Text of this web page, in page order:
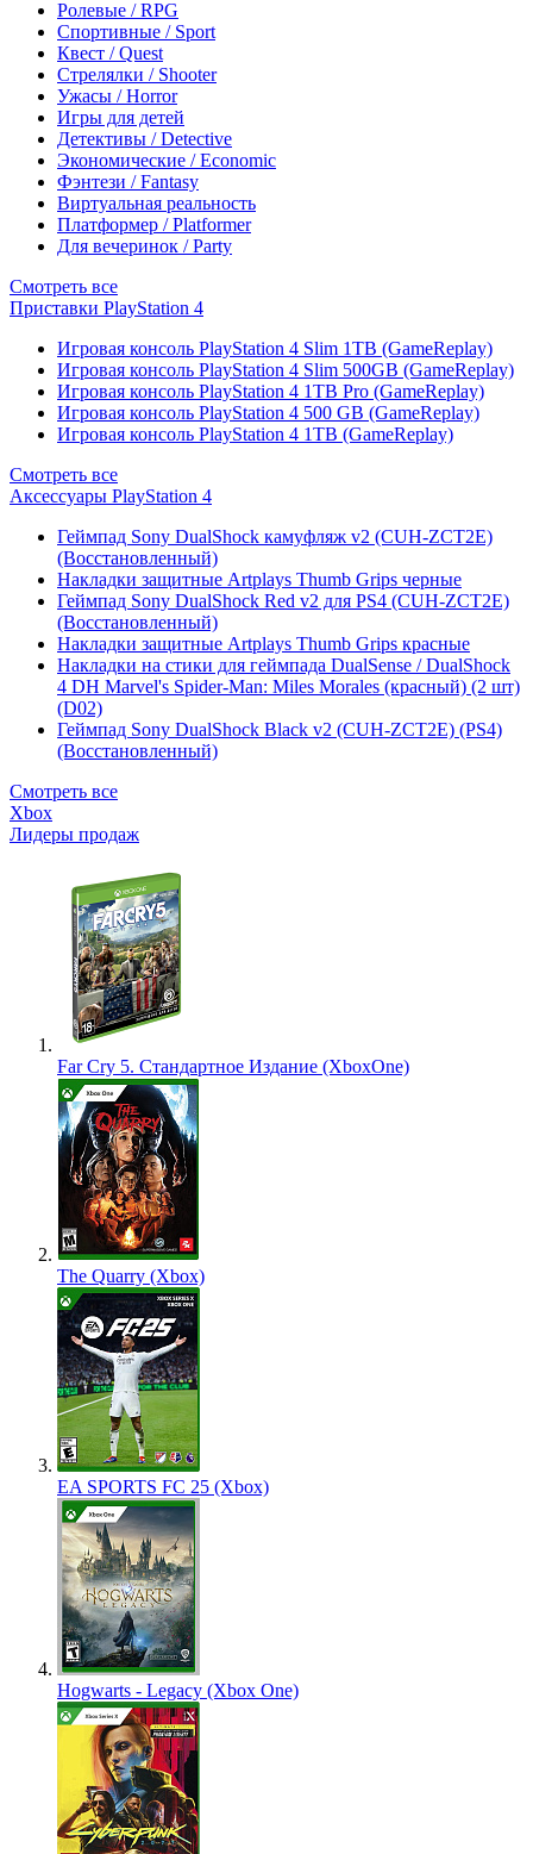
Ролевые / RPG
Спортивные / Sport
Квест / Quest
Стрелялки / Shooter
Ужасы / Horror
Игры для детей
Детективы / Detective
Экономические / Economic
Фэнтези / Fantasy
Виртуальная реальность
Платформер / Platformer
Для вечеринок / Party
Смотреть все
Приставки PlayStation 4
Игровая консоль PlayStation 4 Slim 1TB (GameReplay)
Игровая консоль PlayStation 4 Slim 500GB (GameReplay)
Игровая консоль PlayStation 4 1TB Pro (GameReplay)
Игровая консоль PlayStation 4 500 GB (GameReplay)
Игровая консоль PlayStation 4 1TB (GameReplay)
Смотреть все
Аксессуары PlayStation 4
Геймпад Sony DualShock камуфляж v2 (CUH-ZCT2E)
(Восстановленный)
Накладки защитные Artplays Thumb Grips черные
Геймпад Sony DualShock Red v2 для PS4 (CUH-ZCT2E)
(Восстановленный)
Накладки защитные Artplays Thumb Grips красные
Накладки на стики для геймпада DualSense / DualShock
4 DH Marvel's Spider-Man: Miles Morales (красный) (2 шт)
(D02)
Геймпад Sony DualShock Black v2 (CUH-ZCT2E) (PS4)
(Восстановленный)
Смотреть все
Xbox
Лидеры продаж
Far Cry 5. Стандартное Издание (XboxOne)
The Quarry (Xbox)
EA SPORTS FC 25 (Xbox)
Hogwarts - Legacy (Xbox One)